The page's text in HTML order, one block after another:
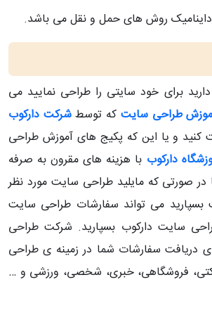
داینامیک روش های حمل و نقل می باشد.
برای خود سایتی را طراحی نمایید می
طراحی سایت که توسطشرکت دارکوب
کنید و یا این که پکیج های آموزش طراحی
دارکوب با هزینه های مقرون به صرفه
در صورتی که مایلید طراحی سایت مورد نظر
می تواند سفارشات طراحی سایت
سایت دارکوب بسپارید. شرکت طراحی
دریافت سفارشات شما در زمینه ی طراحی
فروشگاهی، خبری، شخصی، ورزشی و …